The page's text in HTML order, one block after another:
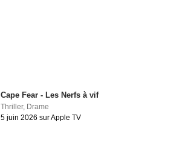
Cape Fear - Les Nerfs à vif
Thriller, Drame
5 juin 2026 sur Apple TV